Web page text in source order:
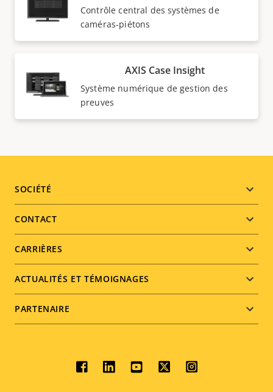
Contrôle central des systèmes de
caméras-piétons
AXIS Case Insight
Système numérique de gestion des
preuves
Footer
menu
SOCIÉTÉ
CONTACT
CARRIÈRES
ACTUALITÉS ET TÉMOIGNAGES
PARTENAIRE
Social